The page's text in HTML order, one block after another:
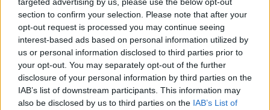
section to confirm your selection. Please note that after your
opt-out request is processed you may continue seeing
interest-based ads based on personal information utilized by
us or personal information disclosed to third parties prior to
your opt-out. You may separately opt-out of the further
disclosure of your personal information by third parties on the
IAB’s list of downstream participants. This information may
also be disclosed by us to third parties on the IAB’s List of
ευυπόληπτου βιβλιόφιλου του 21ου
αιώνα
Είσαι δημοσιογράφος / πολεμικός
ανταποκριτής βιβλίου;